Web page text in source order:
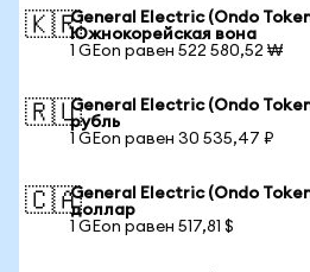
🇰🇷General Electric (Ondo
Южнокорейская вона
1 GEon равен 522 580,52 ₩
🇷🇺General Electric (Ondo
рубль
1 GEon равен 30 535,47 ₽
🇨🇦General Electric (Ondo
доллар
1 GEon равен 517,81 $